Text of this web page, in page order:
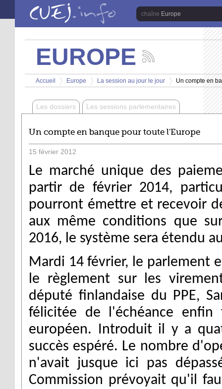
Aller au contenu principal
Europe
EUROPE
les
actualités
de
chaîne
Europe
Vous êtes ici
Accueil
>
Europe
>
La session au jour le jour
>
Un compte en
Les dossiers Les sessions parlementaires
Un compte en banque pour toute l'Europe
15 février 2012
Le marché unique des
partir de février 2014,
pourront émettre et recevoir
aux même conditions que
2016, le système sera étendu
Mardi 14 février, le parlement
le règlementsur les
député finlandaise du PPE,
félicitée de l'échéance
européen. Introduit il y a
succès espéré. Le nombre
n'avait jusque ici pas
Commission prévoyait qu'il